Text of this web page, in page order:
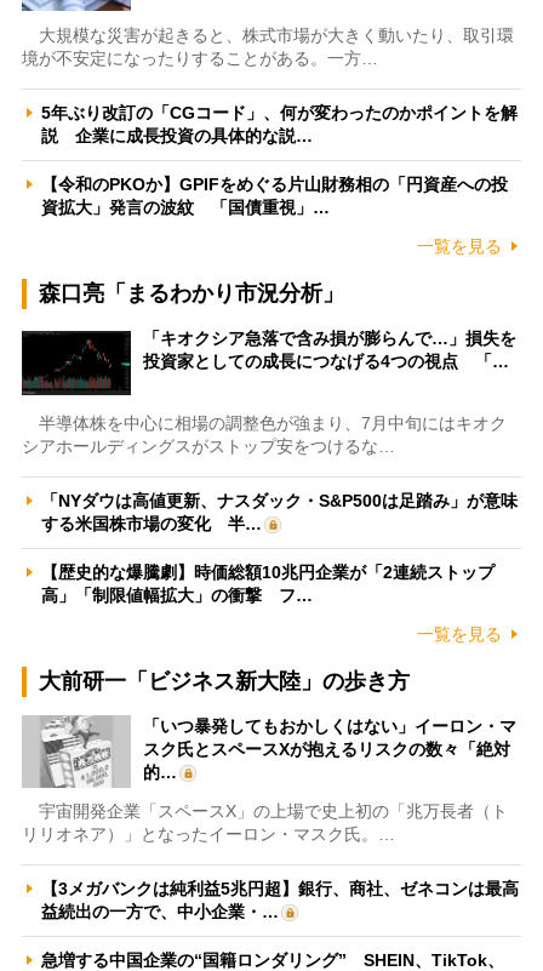
大規模な災害が起きると、株式市場が大きく動いたり、取引環
境が不安定になったりすることがある。一方…
5年ぶり改訂の「CGコード」、何が変わったのかポイントを解
説 企業に成長投資の具体的な説…
【令和のPKOか】GPIFをめぐる片山財務相の「円資産への投
資拡大」発言の波紋 「国債重視」…
一覧を見る
森口亮「まるわかり市況分析」
「キオクシア急落で含み損が膨らんで…」損失を
投資家としての成長につなげる4つの視点 「…
半導体株を中心に相場の調整色が強まり、7月中旬にはキオク
シアホールディングスがストップ安をつけるな…
「NYダウは高値更新、ナスダック・S&P500は足踏み」が意味
する米国株市場の変化 半…
【歴史的な爆騰劇】時価総額10兆円企業が「2連続ストップ
高」「制限値幅拡大」の衝撃 フ…
一覧を見る
大前研一「ビジネス新大陸」の歩き方
「いつ暴発してもおかしくはない」イーロン・マ
スク氏とスペースXが抱えるリスクの数々「絶対
的…
宇宙開発企業「スペースX」の上場で史上初の「兆万長者（ト
リリオネア）」となったイーロン・マスク氏。…
【3メガバンクは純利益5兆円超】銀行、商社、ゼネコンは最高
益続出の一方で、中小企業・…
急増する中国企業の“国籍ロンダリング” SHEIN、TikTok、